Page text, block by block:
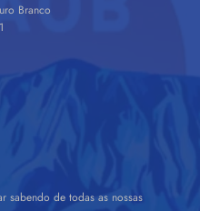
Branco
sabendo de todas as nossas